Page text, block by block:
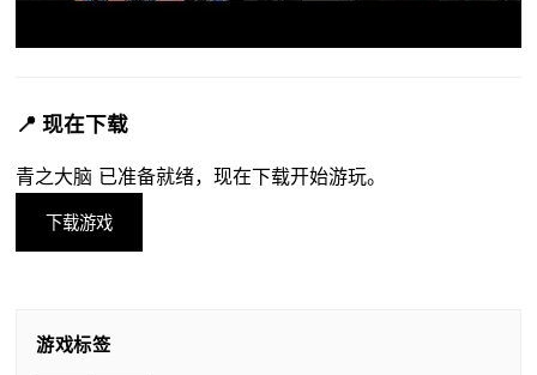
📍 现在下载
青之大脑 已准备就绪，现在下载开始游玩。
下载游戏
游戏标签